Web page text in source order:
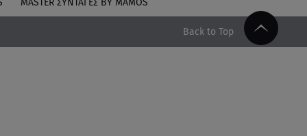
MASTER ΣΥΝΤΑΓΈΣ BY MAMOS
Back to Top